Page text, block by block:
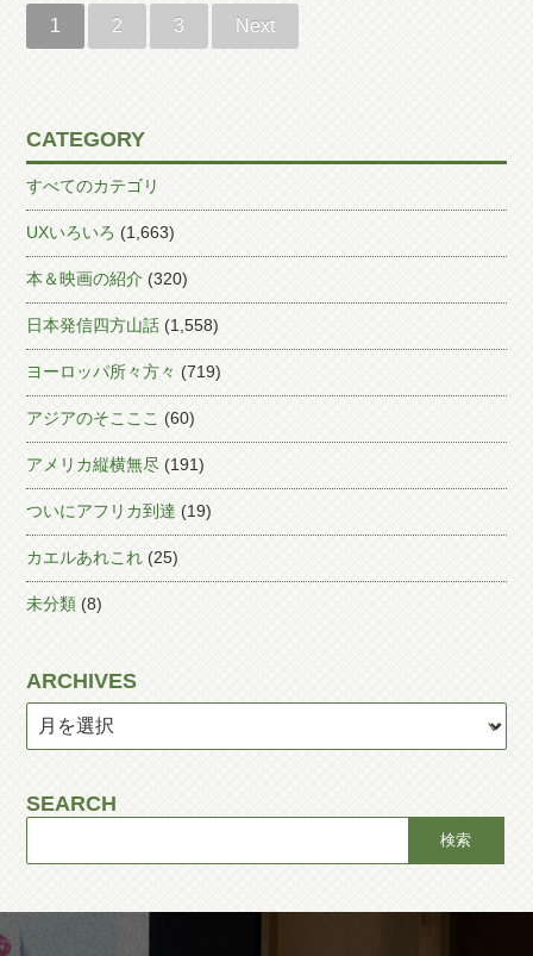
1 2 3 Next
CATEGORY
すべてのカテゴリ
UXいろいろ (1,663)
本＆映画の紹介 (320)
日本発信四方山話 (1,558)
ヨーロッパ所々方々 (719)
アジアのそこここ (60)
アメリカ縦横無尽 (191)
ついにアフリカ到達 (19)
カエルあれこれ (25)
未分類 (8)
ARCHIVES
SEARCH